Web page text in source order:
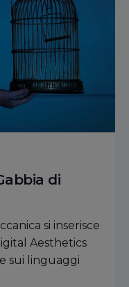
di
si inserisce
Aesthetics
sui linguaggi